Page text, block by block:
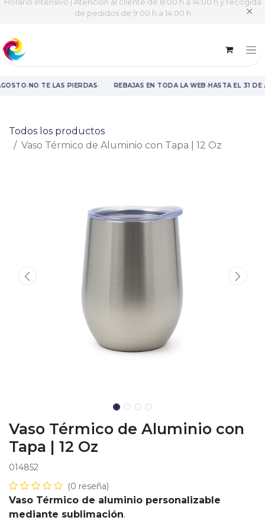
Horario intensivo | Atención al cliente de 8:00 h a 14:00 h y recogida
de pedidos de 9:00 h a 14:00 h
✕
·NO TE LAS PIERDAS· REBAJAS EN TODA LA WEB·HASTA EL 31 DE
Todos los productos
Vaso Térmico de Aluminio con Tapa | 12 Oz
Vaso Térmico de Aluminio con
Tapa | 12 Oz
014852
(0 reseña)
Vaso Térmico de aluminio personalizable
mediante sublimación.